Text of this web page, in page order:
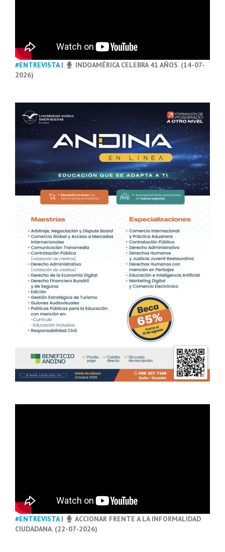
#ENTREVISTA|
INDOAMÉRICA CELEBRA 41 AÑOS. (14-07-
2026)
#ENTREVISTA|
ACCIONAR FRENTE A LA INFORMALIDAD
CIUDADANA. (22-07-2026)